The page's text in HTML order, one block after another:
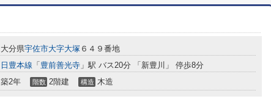
大分県宇佐市大字大塚 ６４９番地
日豊本線 「 豊前善光寺 」駅 バス20分 「新豊川」 停歩8分
築2年 階数 2階建 構造 木造